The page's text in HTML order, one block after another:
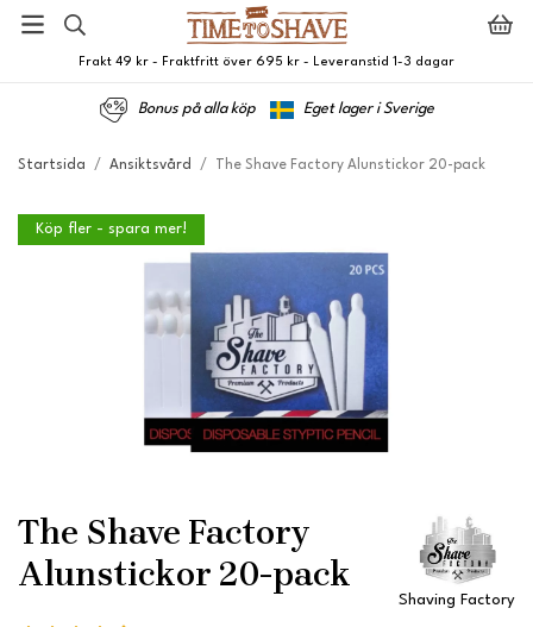
Frakt 49 kr - Fraktfritt över 695 kr - Leveranstid 1-3 dagar
Bonus på alla köp Eget lager i Sverige
Startsida / Ansiktsvård / The Shave Factory Alunstickor 20-pack
Köp fler - spara mer!
The Shave Factory
Alunstickor 20-pack
Shaving Factory